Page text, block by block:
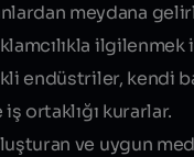
meydana
endüstriler, kendi
ortaklığı kurarlar.
ve uygun